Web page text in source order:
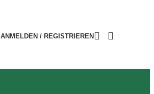
ANMELDEN / REGISTRIEREN